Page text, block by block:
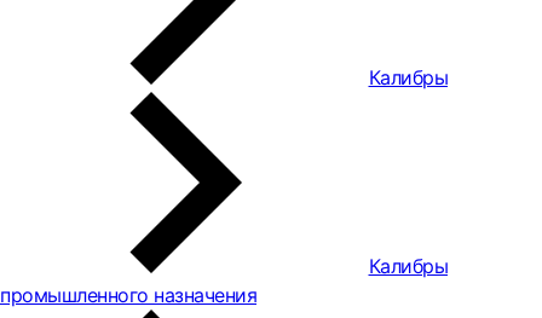
Калибры
Калибры
промышленного назначения